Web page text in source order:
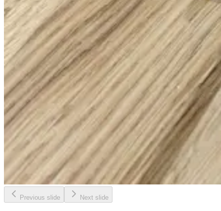
Previous slide Next slide